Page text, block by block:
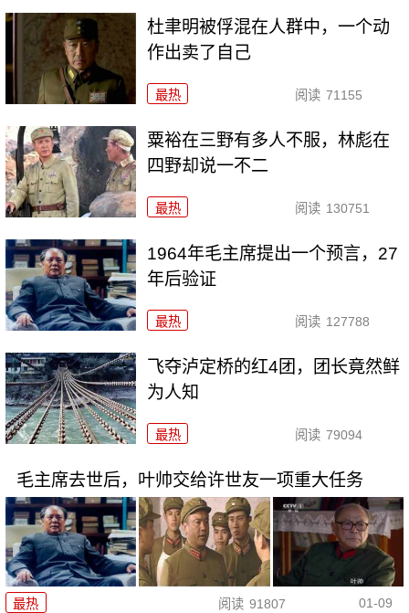
杜聿明被俘混在人群中，一个动
作出卖了自己
最热 阅读 71155
粟裕在三野有多人不服，林彪在
四野却说一不二
最热 阅读 130751
1964年毛主席提出一个预言，27
年后验证
最热 阅读 127788
飞夺泸定桥的红4团，团长竟然鲜
为人知
最热 阅读 79094
毛主席去世后，叶帅交给许世友一项重大任务
最热 阅读 91807 01-09